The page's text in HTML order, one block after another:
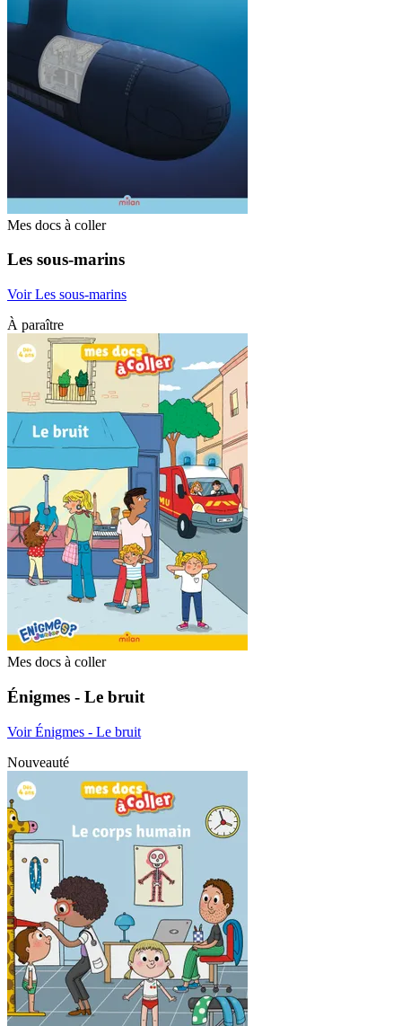
Mes docs à coller
Les sous-marins
Voir Les sous-marins
À paraître
Mes docs à coller
Énigmes - Le bruit
Voir Énigmes - Le bruit
Nouveauté